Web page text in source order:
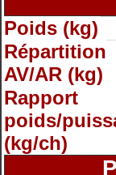
Poids (kg)
Répartition
AV/AR (kg)
Rapport
poids/
(kg/ch)